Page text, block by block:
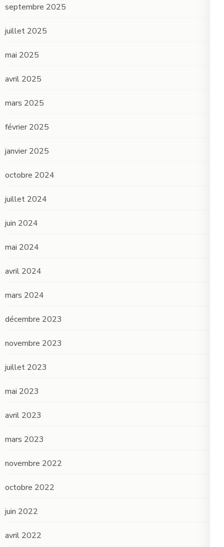
septembre 2025
juillet 2025
mai 2025
avril 2025
mars 2025
février 2025
janvier 2025
octobre 2024
juillet 2024
juin 2024
mai 2024
avril 2024
mars 2024
décembre 2023
novembre 2023
juillet 2023
mai 2023
avril 2023
mars 2023
novembre 2022
octobre 2022
juin 2022
avril 2022